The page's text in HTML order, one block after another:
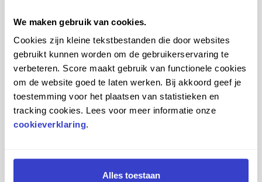
We maken gebruik van cookies.
Cookies zijn kleine tekstbestanden die door websites
gebruikt kunnen worden om de gebruikerservaring te
verbeteren. Score maakt gebruik van functionele cookies
om de website goed te laten werken. Bij akkoord geef je
toestemming voor het plaatsen van statistieken en
tracking cookies. Lees voor meer informatie onze
cookieverklaring.
Alles toestaan
ONS ASSORTIMENT VOOR
VACCINATIELOCATIES
Of je nu vaccineert of gevaccineerd wordt:
vaccinatiestoel tot mobiele kruk, en altijd